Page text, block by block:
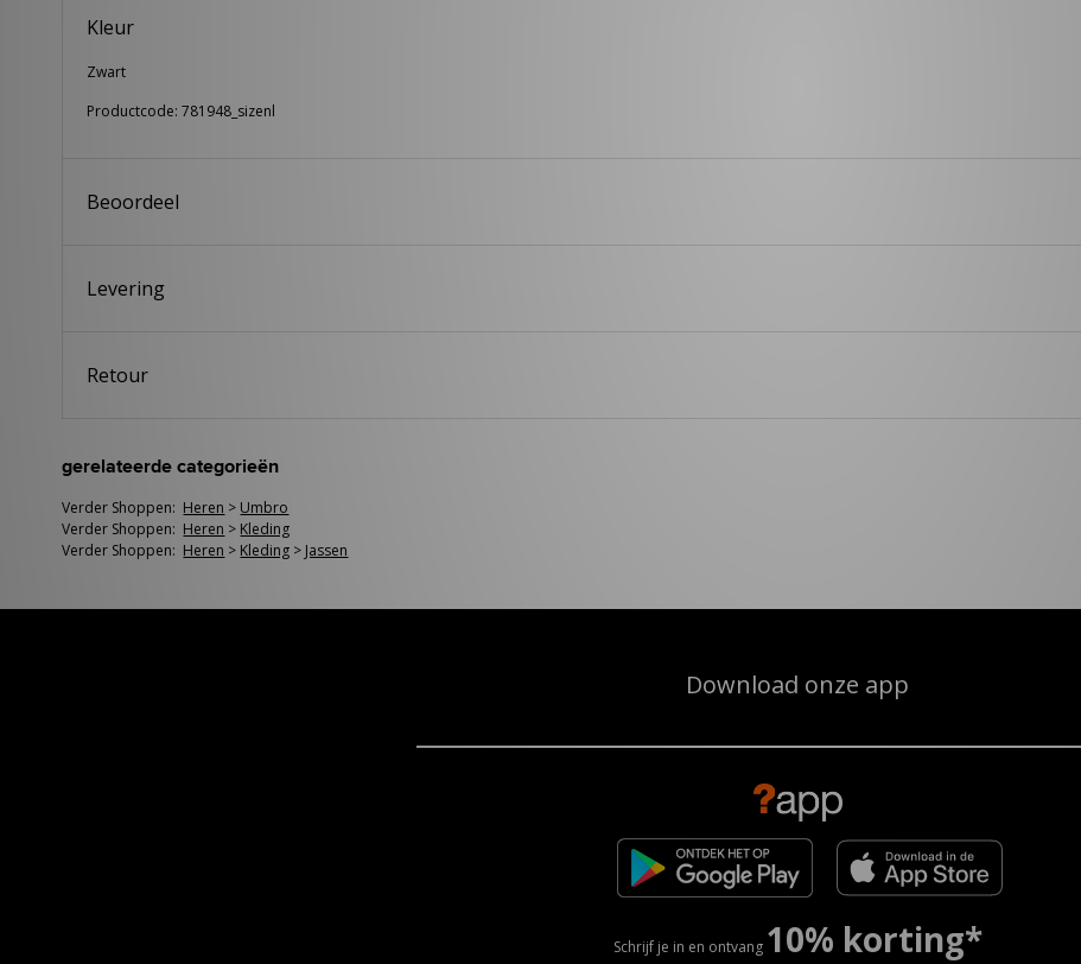
Kleur
Zwart
Productcode: 781948_sizenl
Beoordeel
Levering
Retour
gerelateerde categorieën
Verder Shoppen: Heren > Umbro
Verder Shoppen: Heren > Kleding
Verder Shoppen: Heren > Kleding > Jassen
Download onze app
Schrijf je in en ontvang 10% korting*